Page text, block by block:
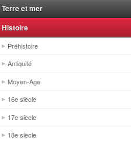
Terre et mer
Histoire
Préhistoire
Antiquité
Moyen-Age
16e siècle
17e siècle
18e siècle